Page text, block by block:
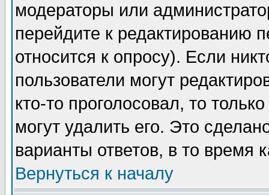
модераторы или
перейдите к редактированию
относится к опросу). Если
пользователи могут
кто-то проголосовал, то
могут удалить его. Это
варианты ответов, в то время
Вернуться к началу